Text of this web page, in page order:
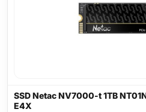
SSD Netac NV7000-t 1TB
E4X